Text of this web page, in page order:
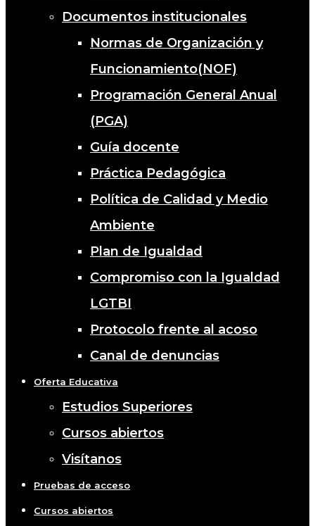
Documentos institucionales
Normas de Organización y
Funcionamiento(NOF)
Programación General Anual
(PGA)
Guía docente
Práctica Pedagógica
Política de Calidad y Medio
Ambiente
Plan de Igualdad
Compromiso con la Igualdad
LGTBI
Protocolo frente al acoso
Canal de denuncias
Oferta Educativa
Estudios Superiores
Cursos abiertos
Visítanos
Pruebas de acceso
Cursos abiertos